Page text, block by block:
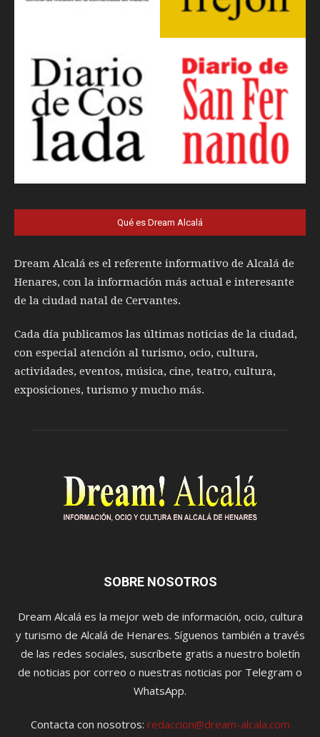
Qué es Dream Alcalá
Dream Alcalá es el referente informativo de Alcalá de
Henares, con la información más actual e interesante
de la ciudad natal de Cervantes.
Cada día publicamos las últimas noticias de la ciudad,
con especial atención al turismo, ocio, cultura,
actividades, eventos, música, cine, teatro, cultura,
exposiciones, turismo y mucho más.
SOBRE NOSOTROS
Dream Alcalá es la mejor web de información, ocio, cultura
y turismo de Alcalá de Henares. Síguenos también a través
de las redes sociales, suscríbete gratis a nuestro boletín
de noticias por correo o nuestras noticias por Telegram o
WhatsApp.
Contacta con nosotros: redaccion@dream-alcala.com